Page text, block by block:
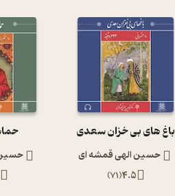
باغ های بی خزان سعدی
حسین الهی قمشه ای
4.5
(
71
)